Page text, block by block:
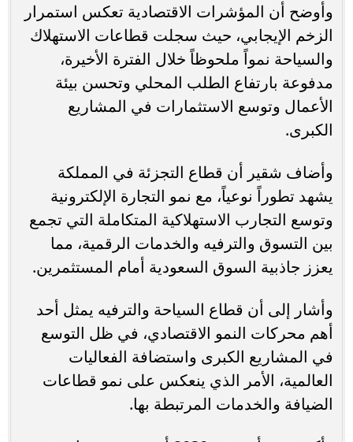
وأوضح أن المؤشرات الاقتصادية تعكس استمرار
الزخم الإيجابي، حيث سجلت قطاعات الاستهلاك
والسياحة نمواً ملحوظاً خلال الفترة الأخيرة،
مدفوعة بارتفاع الطلب المحلي وتحسن بيئة
الأعمال وتوسع الاستثمارات في المشاريع
الكبرى.
وأضاف شقير أن قطاع التجزئة في المملكة
يشهد تطوراً نوعياً، مع نمو التجارة الإلكترونية
وتوسع التجارب الاستهلاكية المتكاملة التي تجمع
بين التسوق والترفيه والخدمات الرقمية، مما
يعزز جاذبية السوق السعودية أمام المستثمرين.
وأشار إلى أن قطاع السياحة والترفيه يمثل أحد
أهم محركات النمو الاقتصادي، في ظل التوسع
في المشاريع الكبرى واستضافة الفعاليات
العالمية، الأمر الذي ينعكس على نمو قطاعات
الضيافة والخدمات المرتبطة بها.